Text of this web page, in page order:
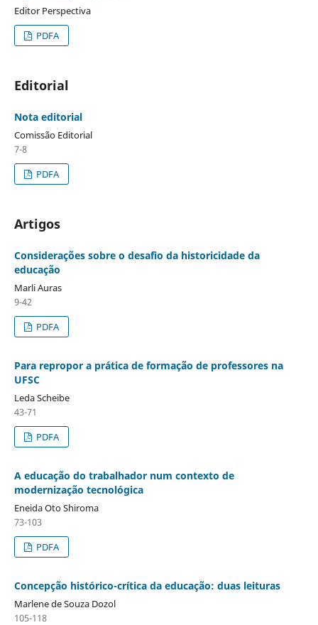
Editor Perspectiva
PDFA
Editorial
Nota editorial
Comissão Editorial
7-8
PDFA
Artigos
Considerações sobre o desafio da historicidade da
educação
Marli Auras
9-42
PDFA
Para repropor a prática de formação de professores na
UFSC
Leda Scheibe
43-71
PDFA
A educação do trabalhador num contexto de
modernização tecnológica
Eneida Oto Shiroma
73-103
PDFA
Concepção histórico-crítica da educação: duas leituras
Marlene de Souza Dozol
105-118